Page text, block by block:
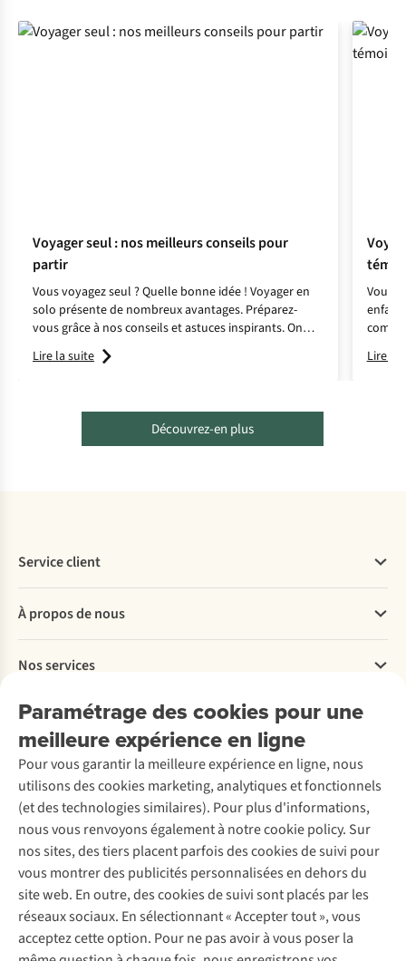
Voyager seul : nos meilleurs conseils pour
partir
Vous voyagez seul ? Quelle bonne idée ! Voyager en
solo présente de nombreux avantages. Préparez-
vous grâce à nos conseils et astuces inspirants. On
parie que vous en apprendrez beaucoup sur vous-
même en chemin ?
Lire la suite
Vous
vous
Lire la
Découvrez-en plus
Paramétrage des cookies pour une
meilleure expérience en ligne
Pour vous garantir la meilleure expérience en ligne, nous
utilisons des cookies marketing, analytiques et fonctionnels
(et des technologies similaires). Pour plus d'informations,
nous vous renvoyons également à notre cookie policy. Sur
nos sites, des tiers placent parfois des cookies de suivi pour
vous montrer des publicités personnalisées en dehors du
site web. En outre, des cookies de suivi sont placés par les
réseaux sociaux. En sélectionnant « Accepter tout », vous
acceptez cette option. Pour ne pas avoir à vous poser la
Service client
Commander
Payer
Livraison
Rétractation d'une commande
Entretien & réparations
Garantie
Contactez-nous
À propos de nous
Explore More
À propos d’Ayacucho
Nos magasins
À propos d’A.S.Adventure
Déclaration d'accessibilité
Nos services
Location / Location sports d’hiver
Seconde-main
Entretien de ski
Service de lavage
Entretien de chaussures
Réparation de chaussures
Réparation de vêtements
Retouches
Pour les entreprises
Découvrez
Explore Camp
Gear Check
Expertise & conseils
Abonnez-vous à la newsletter
Suivez-nous